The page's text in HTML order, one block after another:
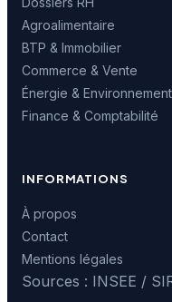
Agroalimentaire
BTP & Immobilier
Commerce & Vente
Énergie & Environnement
Finance & Comptabilité
INFORMATIONS
À propos
Contact
Mentions légales
Sources : INSEE /